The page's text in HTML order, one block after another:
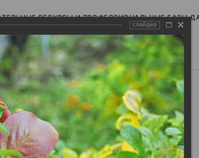
РЕСУРСЫ И ПРОФЕССИОНАЛЬНЫЕ БАЗЫ
слайдер